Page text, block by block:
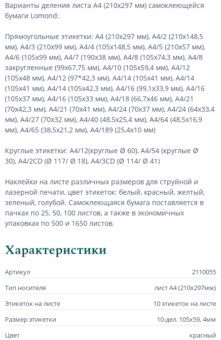
Варианты деления листа А4 (210х297 мм) самоклеющейся
бумаги Lomond:
Прямоугольные этикетки: А4 (210х297 мм), А4/2 (210х148,5
мм), А4/3 (210х99 мм), А4/4 (105х148,5 мм), А4/5 (210х57 мм),
А4/6 (105х99 мм), А4/7 (190х38 мм), А4/8 (105х74,3 мм), А4/8
закругленные (99х67,75 мм), А4/10 (105х59,4 мм), А4/12
(105х48 мм), А4/12 (97*42,3 мм), А4/14 (105х41 мм), А4/14
(105х41 мм), А4/14 (105х42,3 мм), А4/16 (99,1х33,9 мм), А4/16
(105х37 мм), А4/16 (105х33 мм), А4/18 (66,7х46 мм), А4/21
(70х42,3 мм), А4/21 (70х41 мм), А4/24 (70х37 мм), А4/24 (64х33,4
мм), А4/27 (70х32 мм), А4/40 (48,5х25,4 мм), А4/64 (48,5х16,9
мм), А4/65 (38,5х21,2 мм), А4/189 (25,4х10 мм)
Круглые этикетки: А4/12(круглые Ø 60), А4/54 (круглые Ø
30), А4/2CD (Ø 117/ Ø 18), А4/3CD (Ø 114/ Ø 41)
Наклейки на листе различных размеров для струйной и
лазерной печати, цвет этикеток: белый, красный, желтый,
зеленый, голубой. Самоклеющаяся бумага поставляется в
пачках по 25, 50, 100 листов, а также в экономичных
упаковках по 500 и 1650 листов.
Характеристики
Артикул
2110055
Тип носителя
лист А4 (210х297мм)
Этикеток на листе
10 этикеток на листе
Размер этикетки
10-дел. 105х59, 4мм
Цвет
красный